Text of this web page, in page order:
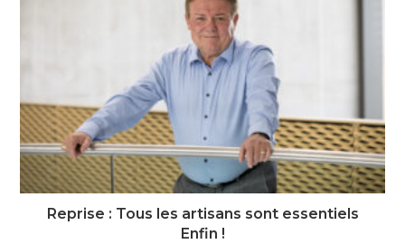
Reprise : Tous les artisans sont essentiels
Enfin !